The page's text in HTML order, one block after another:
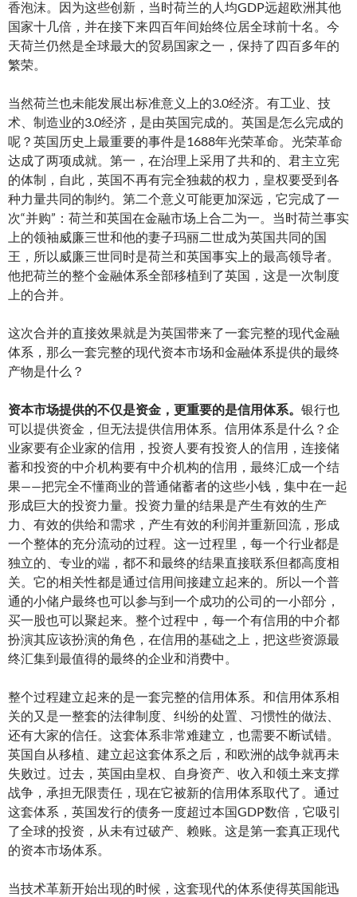
香泡沫。因为这些创新，当时荷兰的人均GDP远超欧洲其他
国家十几倍，并在接下来四百年间始终位居全球前十名。今
天荷兰仍然是全球最大的贸易国家之一，保持了四百多年的
繁荣。
当然荷兰也未能发展出标准意义上的3.0经济。有工业、技
术、制造业的3.0经济，是由英国完成的。英国是怎么完成的
呢？英国历史上最重要的事件是1688年光荣革命。光荣革命
达成了两项成就。第一，在治理上采用了共和的、君主立宪
的体制，自此，英国不再有完全独裁的权力，皇权要受到各
种力量共同的制约。第二个意义可能更加深远，它完成了一
次“并购”：荷兰和英国在金融市场上合二为一。当时荷兰事实
上的领袖威廉三世和他的妻子玛丽二世成为英国共同的国
王，所以威廉三世同时是荷兰和英国事实上的最高领导者。
他把荷兰的整个金融体系全部移植到了英国，这是一次制度
上的合并。
这次合并的直接效果就是为英国带来了一套完整的现代金融
体系，那么一套完整的现代资本市场和金融体系提供的最终
产物是什么？
资本市场提供的不仅是资金，更重要的是信用体系。 银行也
可以提供资金，但无法提供信用体系。信用体系是什么？企
业家要有企业家的信用，投资人要有投资人的信用，连接储
蓄和投资的中介机构要有中介机构的信用，最终汇成一个结
果——把完全不懂商业的普通储蓄者的这些小钱，集中在一起
形成巨大的投资力量。投资力量的结果是产生有效的生产
力、有效的供给和需求，产生有效的利润并重新回流，形成
一个整体的充分流动的过程。这一过程里，每一个行业都是
独立的、专业的端，都不和最终的结果直接联系但都高度相
关。它的相关性都是通过信用间接建立起来的。所以一个普
通的小储户最终也可以参与到一个成功的公司的一小部分，
买一股也可以聚起来。整个过程中，每一个有信用的中介都
扮演其应该扮演的角色，在信用的基础之上，把这些资源最
终汇集到最值得的最终的企业和消费中。
整个过程建立起来的是一套完整的信用体系。和信用体系相
关的又是一整套的法律制度、纠纷的处置、习惯性的做法、
还有大家的信任。这套体系非常难建立，也需要不断试错。
英国自从移植、建立起这套体系之后，和欧洲的战争就再未
失败过。过去，英国由皇权、自身资产、收入和领土来支撑
战争，承担无限责任，现在它被新的信用体系取代了。通过
这套体系，英国发行的债务一度超过本国GDP数倍，它吸引
了全球的投资，从未有过破产、赖账。这是第一套真正现代
的资本市场体系。
当技术革新开始出现的时候，这套现代的体系使得英国能迅